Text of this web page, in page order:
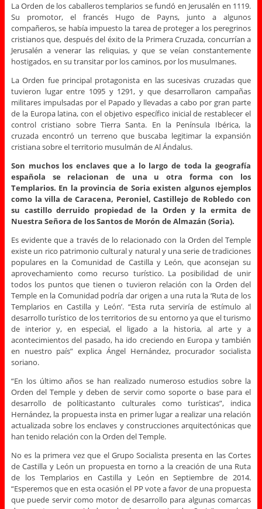
La Orden de los caballeros templarios se fundó en Jerusalén en 1119.
Su promotor, el francés Hugo de Payns, junto a algunos
compañeros, se había impuesto la tarea de proteger a los peregrinos
cristianos que, después del éxito de la Primera Cruzada, concurrían a
Jerusalén a venerar las reliquias, y que se veían constantemente
hostigados, en su transitar por los caminos, por los musulmanes.
La Orden fue principal protagonista en las sucesivas cruzadas que
tuvieron lugar entre 1095 y 1291, y que desarrollaron campañas
militares impulsadas por el Papado y llevadas a cabo por gran parte
de la Europa latina, con el objetivo específico inicial de restablecer el
control cristiano sobre Tierra Santa. En la Península Ibérica, la
cruzada encontró un terreno que buscaba legitimar la expansión
cristiana sobre el territorio musulmán de Al Ándalus.
Son muchos los enclaves que a lo largo de toda la geografía
española se relacionan de una u otra forma con los
Templarios. En la provincia de Soria existen algunos ejemplos
como la villa de Caracena, Peroniel, Castillejo de Robledo con
su castillo derruido propiedad de la Orden y la ermita de
Nuestra Señora de los Santos de Morón de Almazán (Soria).
Es evidente que a través de lo relacionado con la Orden del Temple
existe un rico patrimonio cultural y natural y una serie de tradiciones
populares en la Comunidad de Castilla y León, que aconsejan su
aprovechamiento como recurso turístico. La posibilidad de unir
todos los puntos que tienen o tuvieron relación con la Orden del
Temple en la Comunidad podría dar origen a una ruta la ‘Ruta de los
Templarios en Castilla y León’. “Esta ruta serviría de estímulo al
desarrollo turístico de los territorios de su entorno ya que el turismo
de interior y, en especial, el ligado a la historia, al arte y a
acontecimientos del pasado, ha ido creciendo en Europa y también
en nuestro país” explica Ángel Hernández, procurador socialista
soriano.
“En los último años se han realizado numeroso estudios sobre la
Orden del Temple y deben de servir como soporte o base para el
desarrollo de políticastanto culturales como turísticas”, indica
Hernández, la propuesta insta en primer lugar a realizar una relación
actualizada sobre los enclaves y construcciones arquitectónicas que
han tenido relación con la Orden del Temple.
No es la primera vez que el Grupo Socialista presenta en las Cortes
de Castilla y León un propuesta en torno a la creación de una Ruta
de los Templarios en Castilla y León en Septiembre de 2014.
“Esperemos que en esta ocasión el PP vote a favor de una propuesta
que puede servir como motor de desarrollo para algunas comarcas